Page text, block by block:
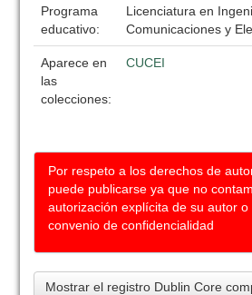
Programa
educativo:
Licenciatura en
Comunicaciones y
Aparece en
las
colecciones:
CUCEI
Por respeto a los derechos de
puede publicarse ya que no
autorización explícita de su autor
convenio de confidencialidad
Mostrar el registro Dublin Core